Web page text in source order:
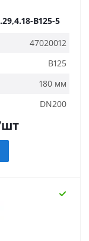
B125-5
47020012
B125
180 мм
DN200